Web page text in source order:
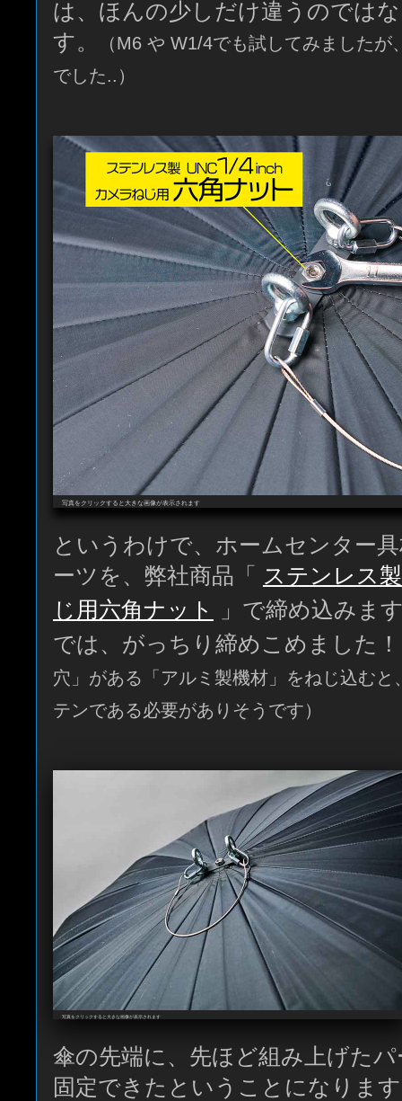
は、ほんの少しだけ違うのでは
す。
（M6 や W1/4でも試してみました
でした..）
写真をクリックすると大きな画像が表示されます
というわけで、ホームセンター
ーツを、弊社商品「
ステンレス
じ用六角ナット
」で締め込みま
では、がっちり締めこめました！
穴」がある「アルミ製機材」をねじ込む
テンである必要がありそうです）
写真をクリックすると大きな画像が表示されます
傘の先端に、先ほど組み上げた
固定できたということになりま